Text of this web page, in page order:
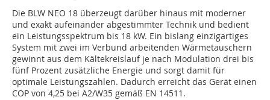
Die BLW NEO 18 überzeugt darüber hinaus mit moderner
und exakt aufeinander abgestimmter Technik und bedient
ein Leistungsspektrum bis 18 kW. Ein bislang einzigartiges
System mit zwei im Verbund arbeitenden Wärmetauschern
gewinnt aus dem Kältekreislauf je nach Modulation drei bis
fünf Prozent zusätzliche Energie und sorgt damit für
optimale Leistungszahlen. Dadurch erreicht das Gerät einen
COP von 4,25 bei A2/W35 gemäß EN 14511.